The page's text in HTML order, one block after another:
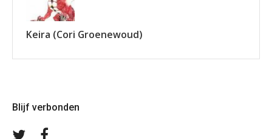
Keira (Cori Groenewoud)
Blijf verbonden
Volg